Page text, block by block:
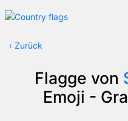
‹ Zurück
Flagge von
Emoji -